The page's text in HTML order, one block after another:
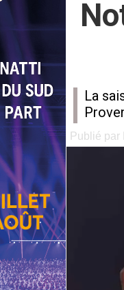
La
Publié par